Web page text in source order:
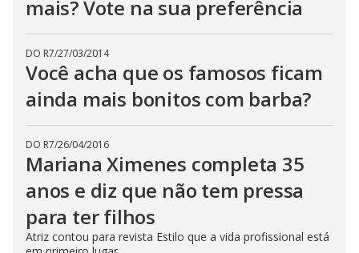
mais? Vote na sua preferência
DO R7/27/03/2014
Você acha que os famosos ficam
ainda mais bonitos com barba?
DO R7/26/04/2016
Mariana Ximenes completa 35
anos e diz que não tem pressa
para ter filhos
Atriz contou para revista Estilo que a vida profissional está